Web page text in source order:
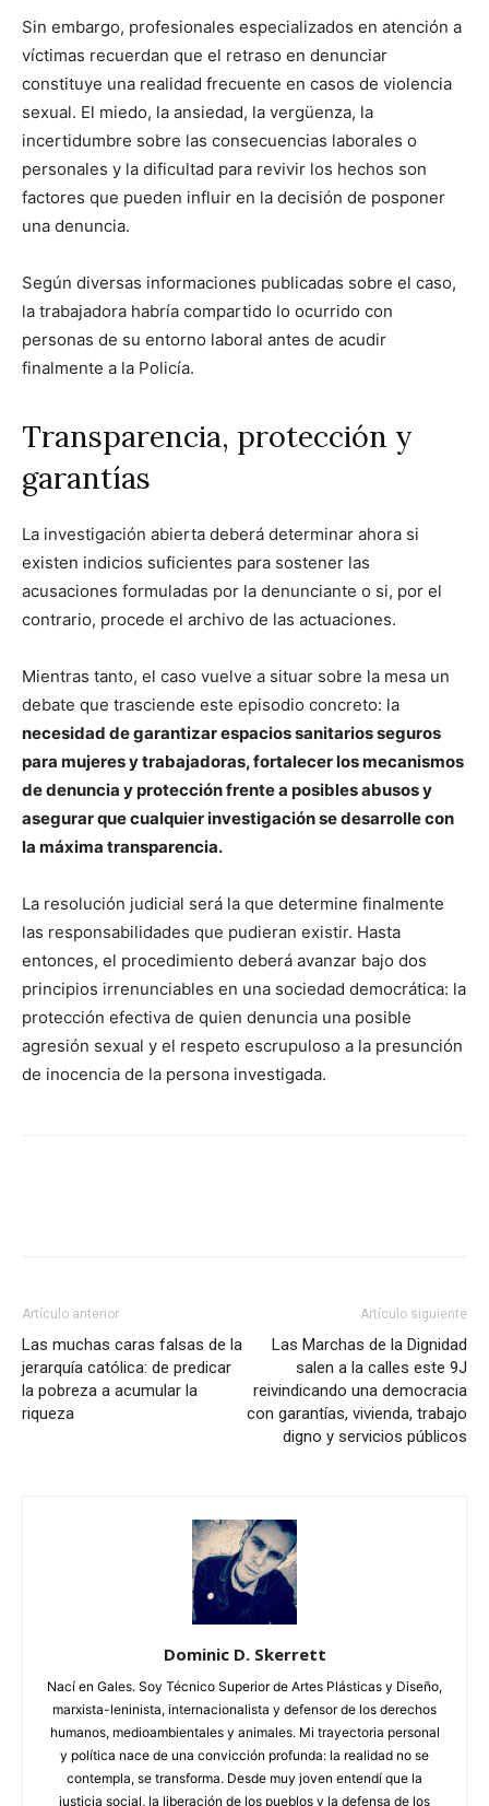
Sin embargo, profesionales especializados en atención a
víctimas recuerdan que el retraso en denunciar
constituye una realidad frecuente en casos de violencia
sexual. El miedo, la ansiedad, la vergüenza, la
incertidumbre sobre las consecuencias laborales o
personales y la dificultad para revivir los hechos son
factores que pueden influir en la decisión de posponer
una denuncia.
Según diversas informaciones publicadas sobre el caso,
la trabajadora habría compartido lo ocurrido con
personas de su entorno laboral antes de acudir
finalmente a la Policía.
Transparencia, protección y
garantías
La investigación abierta deberá determinar ahora si
existen indicios suficientes para sostener las
acusaciones formuladas por la denunciante o si, por el
contrario, procede el archivo de las actuaciones.
Mientras tanto, el caso vuelve a situar sobre la mesa un
debate que trasciende este episodio concreto: la
necesidad de garantizar espacios sanitarios seguros
para mujeres y trabajadoras, fortalecer los mecanismos
de denuncia y protección frente a posibles abusos y
asegurar que cualquier investigación se desarrolle con
la máxima transparencia.
La resolución judicial será la que determine finalmente
las responsabilidades que pudieran existir. Hasta
entonces, el procedimiento deberá avanzar bajo dos
principios irrenunciables en una sociedad democrática: la
protección efectiva de quien denuncia una posible
agresión sexual y el respeto escrupuloso a la presunción
de inocencia de la persona investigada.
Artículo anterior
Las muchas caras falsas de la
jerarquía católica: de predicar
la pobreza a acumular la
riqueza
Artículo siguiente
Las Marchas de la Dignidad
salen a la calles este 9J
reivindicando una democracia
con garantías, vivienda, trabajo
digno y servicios públicos
Dominic D. Skerrett
Nací en Gales. Soy Técnico Superior de Artes Plásticas y Diseño,
marxista-leninista, internacionalista y defensor de los derechos
humanos, medioambientales y animales. Mi trayectoria personal
y política nace de una convicción profunda: la realidad no se
contempla, se transforma. Desde muy joven entendí que la
justicia social, la liberación de los pueblos y la defensa de los